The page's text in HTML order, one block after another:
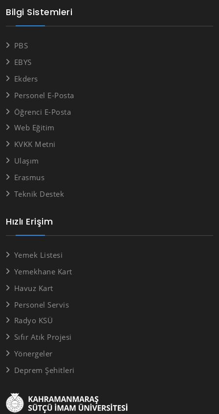
Hızlı Erişim
Yemek Listesi
Yemekhane Kart
Havuz Kart
Personel Servis
Radyo KSÜ
Sıfır Atık Projesi
Yönergeler
Deprem Şehitleri
Bilgi Sistemleri
PBS
EBYS
Ekders
Personel E-Posta
Öğrenci E-Posta
Web Eğitim
KVKK Metni
Ulaşım
Erasmus
Teknik Destek